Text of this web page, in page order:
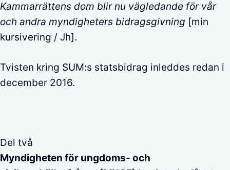
Kammarrättens dom blir nu vägledande för vår
och andra myndigheters bidragsgivning [min
kursivering / Jh].
Tvisten kring SUM:s statsbidrag inleddes redan i
december 2016.
Del två
Myndigheten för ungdoms- och